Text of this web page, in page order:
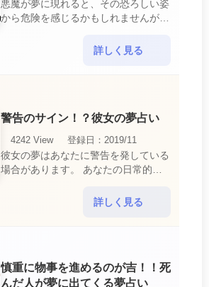
悪魔が夢に現れると、その恐ろしい姿
から危険を感じるかもしれませんが、
詳しく見る
警告のサイン！？彼女の夢占い
4242 View
登録日：2019/11
彼女の夢はあなたに警告を発している
場合があります。 あなたの日常的な
詳しく見る
慎重に物事を進めるのが吉！！死
んだ人が夢に出てくる夢占い